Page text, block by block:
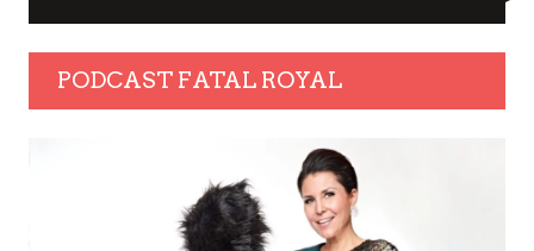
PODCAST FATAL ROYAL